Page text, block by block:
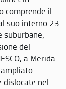
comprende il
suo interno 23
suburbane;
del
a Merida
dislocate nel